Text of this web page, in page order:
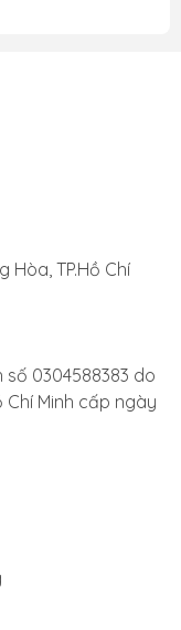
Hòa, TP.Hồ Chí
0304588383 do
Minh cấp ngày